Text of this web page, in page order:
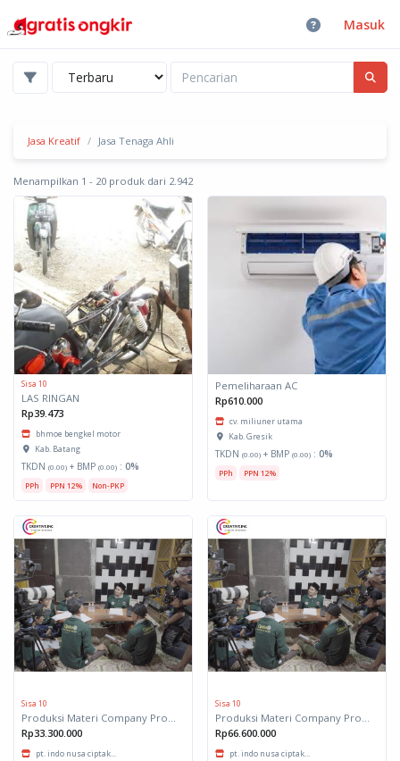
Masuk
Jasa Kreatif Jasa Tenaga Ahli
Menampilkan 1 - 20 produk dari 2.942
Sisa 10
LAS RINGAN
Rp39.473
bhmoe bengkel motor
Kab. Batang
TKDN (0.00) + BMP (0.00) : 0%
PPh PPN 12% Non-PKP
Pemeliharaan AC
Rp610.000
cv. miliuner utama
Kab. Gresik
TKDN (0.00) + BMP (0.00) : 0%
PPh PPN 12%
Sisa 10
Produksi Materi Company Profile (Paket 2)
Rp33.300.000
pt. indo nusa ciptak...
Sisa 10
Produksi Materi Company Profile (Paket 1)
Rp66.600.000
pt. indo nusa ciptak...